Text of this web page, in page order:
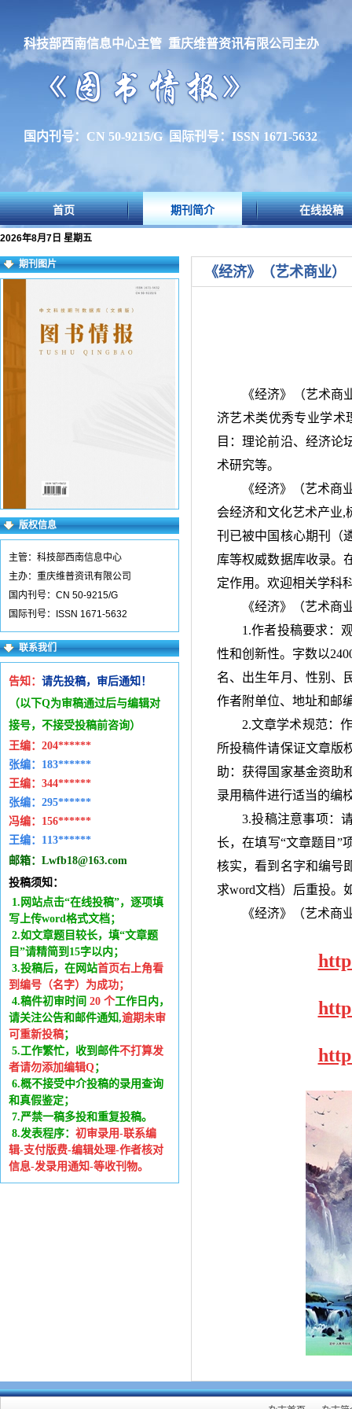
科技部西南信息中心主管 重庆维普资讯有限公司主办
国内刊号：CN 50-9215/G 国际刊号：ISSN 1671-5632
首页 期刊简介 在线投稿
2026年8月7日 星期五
期刊图片
版权信息
主管：科技部西南信息中心
主办：重庆维普资讯有限公司
国内刊号：CN 50-9215/G
国际刊号：ISSN 1671-5632
联系我们
告知： 请先投稿，审后通知！
（以下Q为审稿通过后与编辑对
接号，不接受投稿前咨询）
王编： 204******
张编：183******
王编： 344******
张编：295******
冯编： 156******
王编： 113******
邮箱： Lwfb18@163.com
投稿须知：
1.网站点击“在线投稿”，逐项填
写上传word格式文档；
2.如文章题目较长，填“文章题
目”请精简到15字以内；
3.投稿后，在网站首页右上角看
到编号（名字）为成功；
4.稿件初审时间 20 个工作日内 ，
请关注公告和邮件通知,逾期未审
可重新投稿；
5.工作繁忙，收到邮件不打算发
者请勿添加编辑Q；
6.概不接受中介投稿的录用查询
和真假鉴定；
7.严禁一稿多投和重复投稿。
8.发表程序： 初审录用-联系编
辑-支付版费-编辑处理-作者核对
信息-发录用通知-等收刊物。
《经济》（艺术商业
《经济》（艺术
济艺术类优秀专业学术
目：理论前沿、经济论
术研究等。
《经济》（艺术
会经济和文化艺术产业,
刊已被中国核心期刊（
库等权威数据库收录。
定作用。欢迎相关学科
《经济》（艺术商
1.作者投稿要求：
性和创新性。字数以
名、出生年月、性别、
作者附单位、地址和邮
2.文章学术规范：
所投稿件请保证文章版
助：获得国家基金资助
录用稿件进行适当的编
3.投稿注意事项：
长，在填写“文章题目”
核实，看到名字和编号
求word文档）后重投。
《经济》（艺术商